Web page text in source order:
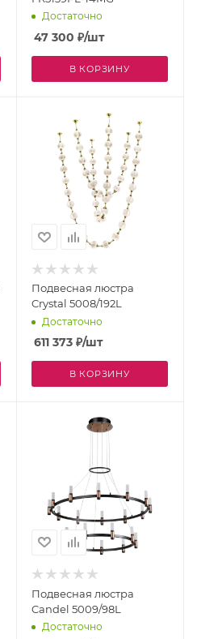
Достаточно
47 300 ₽/шт
В КОРЗИНУ
Подвесная люстра
Crystal 5008/192L
Достаточно
611 373₽/шт
В КОРЗИНУ
Подвесная люстра
Candel 5009/98L
Достаточно